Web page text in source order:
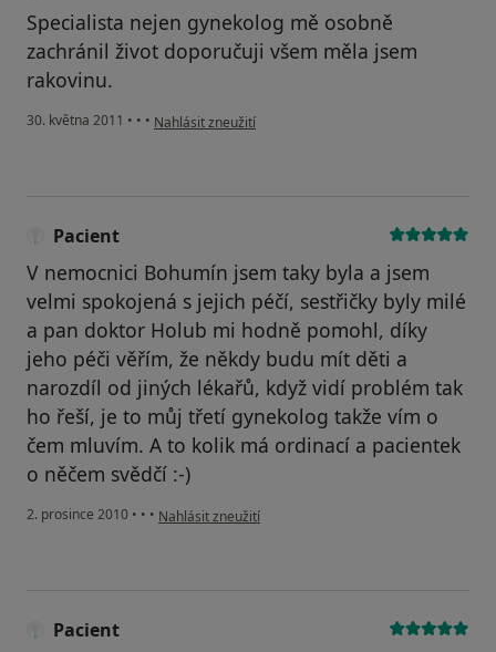
Specialista nejen gynekolog mě osobně
zachránil život doporučuji všem měla jsem
rakovinu.
30. května 2011 • • • podle názoru uživatele Pacient
Nahlásit zneužití
Pacient
V nemocnici Bohumín jsem taky byla a jsem
velmi spokojená s jejich péčí, sestřičky byly milé
a pan doktor Holub mi hodně pomohl, díky
jeho péči věřím, že někdy budu mít děti a
narozdíl od jiných lékařů, když vidí problém tak
ho řeší, je to můj třetí gynekolog takže vím o
čem mluvím. A to kolik má ordinací a pacientek
o něčem svědčí :-)
2. prosince 2010 • • • podle názoru uživatele Pacient
Nahlásit zneužití
Pacient